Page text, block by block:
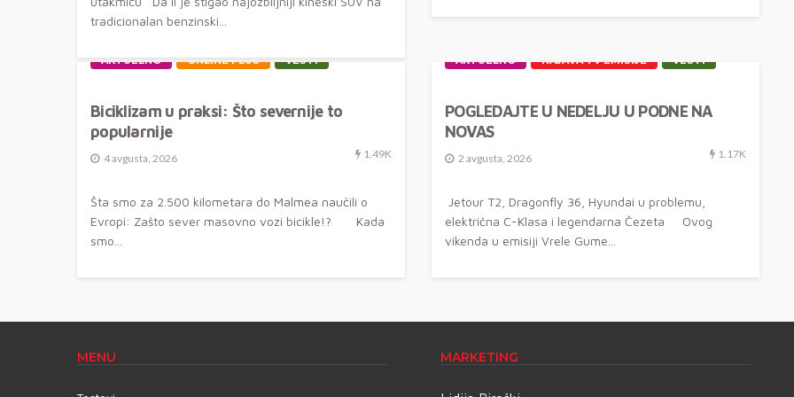
tradicionalan benzinski...
AKTUELNO ONLINE PLUS VESTI
Biciklizam u praksi: Što severnije to
popularnije
4 avgusta, 2026 1.49K
Šta smo za 2.500 kilometara do Malmea naučili o
Evropi: Zašto sever masovno vozi bicikle!? Kada
smo...
AKTUELNO NAJAVA TV EMISIJE VESTI
POGLEDAJTE U NEDELJU U PODNE NA
NOVAS
2 avgusta, 2026 1.17K
Jetour T2, Dragonfly 36, Hyundai u problemu,
električna C-Klasa i legendarna Čezeta Ovog
vikenda u emisiji Vrele Gume...
MENU MARKETING